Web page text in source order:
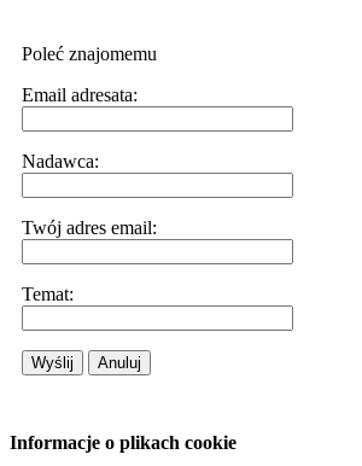
Poleć znajomemu
Email adresata:
Nadawca:
Twój adres email:
Temat:
Wyślij Anuluj
Informacje o plikach cookie